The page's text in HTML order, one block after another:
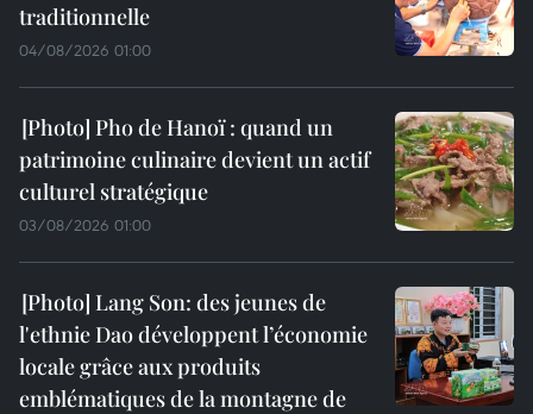
traditionnelle
04/08/2026 01:00
Pho de Hanoï : quand un
patrimoine culinaire devient un actif
culturel stratégique
03/08/2026 01:00
Lang Son: des jeunes de
l'ethnie Dao développent l’économie
locale grâce aux produits
emblématiques de la montagne de